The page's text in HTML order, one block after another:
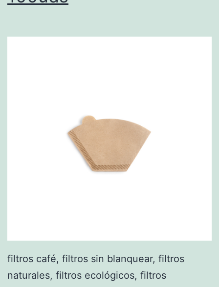
filtros café, filtros sin blanquear, filtros
naturales, filtros ecológicos, filtros